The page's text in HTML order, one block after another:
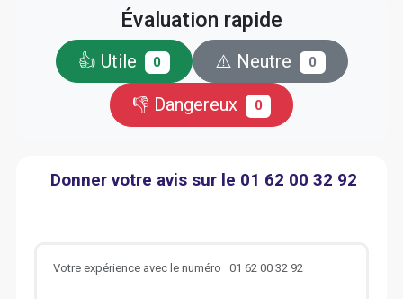
Évaluation rapide
👍 Utile 0 ⚠️ Neutre 0
👎 Dangereux 0
Donner votre avis sur le 01 62 00 32 92